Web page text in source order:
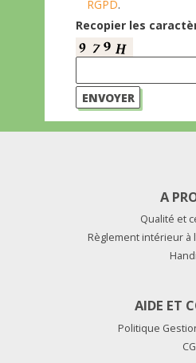
RGPD.
Recopier les
A
Qualité et
Règlement intérieur à
AIDE ET
Politique